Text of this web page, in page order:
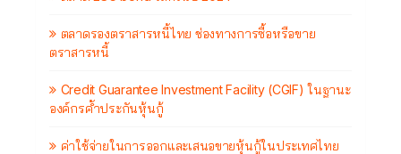
ตลาดรองตราสารหนี้ไทย ช่องทางการซื้อหรือขาย
ตราสารหนี้
Credit Guarantee Investment Facility (CGIF) ในฐานะ
องค์กรค้ำประกันหุ้นกู้
ค่าใช้จ่ายในการออกและเสนอขายหุ้นกู้ในประเทศไทย